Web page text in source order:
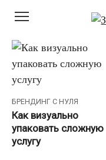
контенту
БРЕНДИНГ С НУЛЯ
Как визуально
упаковать сложную
услугу